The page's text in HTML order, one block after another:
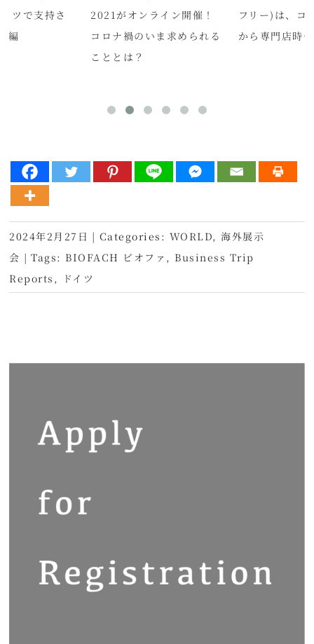
ツで支持さ
編
2021がオンライン開催！
コロナ禍のいま求められる
こととは？
フリー)は、コ
から専門店時
2024年2月27日 | Categories: WORLD,海外展示
会 | Tags:BIOFACH ビオファ ,Business Trip
Reports , ドイツ